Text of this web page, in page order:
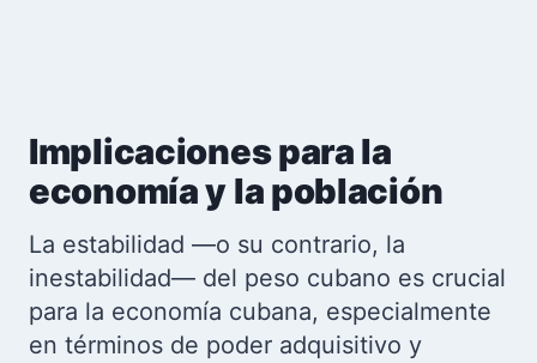
Implicaciones para la
economía y la población
La estabilidad —o su contrario, la
inestabilidad— del peso cubano es crucial
para la economía cubana, especialmente
en términos de poder adquisitivo y